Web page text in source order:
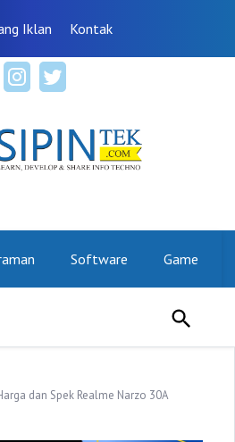
Iklan Kontak
Software Game
dan Spek Realme Narzo 30A